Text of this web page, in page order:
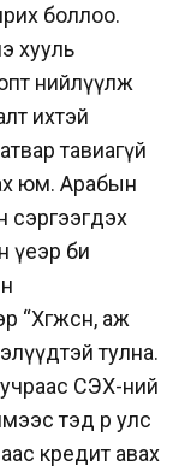
боллоо.
хууль
нийлүүлж
ихтэй
тавиагүй
юм. Арабын
сэргээгдэх
үеэр би
“Хөгжсөн, аж
тулна.
СЭХ-ний
тэд өөр улс
кредит авах